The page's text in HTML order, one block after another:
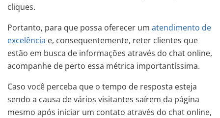
cliques.
Portanto, para que possa oferecer um atendimento de
excelência e, consequentemente, reter clientes que
estão em busca de informações através do chat online,
acompanhe de perto essa métrica importantíssima.
Caso você perceba que o tempo de resposta esteja
sendo a causa de vários visitantes saírem da página
mesmo após iniciar um contato através do chat online,